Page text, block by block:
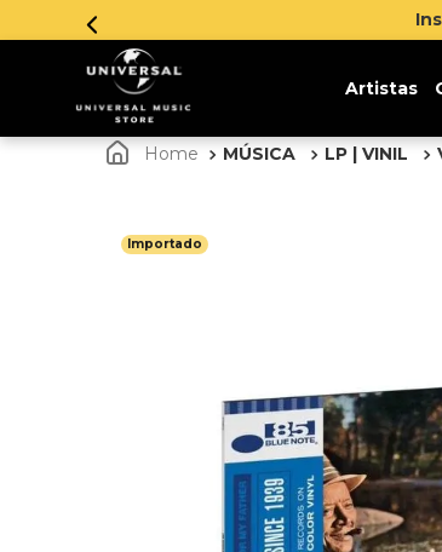
Artistas
MÚSICA LP | VINIL
Importado